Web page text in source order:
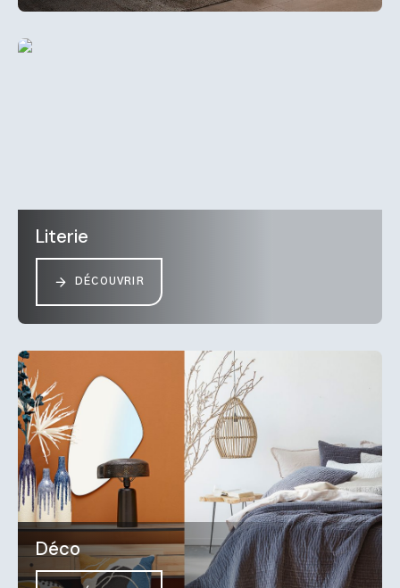
Literie
DÉCOUVRIR
Déco